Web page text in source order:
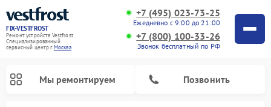
FIX-VESTFROST
Ремонт устройств Vestfrost
Специализированный
cервисный центр г.Москва
+7 (495) 023-73-25
Ежедневно с 9:00 до 21:00
+7 (800) 100-33-26
Звонок бесплатный по РФ
Мы ремонтируем Позвонить